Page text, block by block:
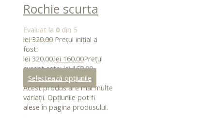
Rochie scurta
dungi albastre
Evaluat la 0 din 5
lei320.00 Prețul inițial a
fost:
lei 320.00.lei 160.00Prețul
curent este: lei 160.00.
Selectează opțiunile
Acest produs are mai multe
variații. Opțiunile pot fi
alese în pagina produsului.